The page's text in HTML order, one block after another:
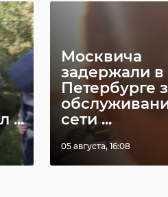
...
Москвича
задержали в
Петербурге
сети ...
05 августа, 16:08